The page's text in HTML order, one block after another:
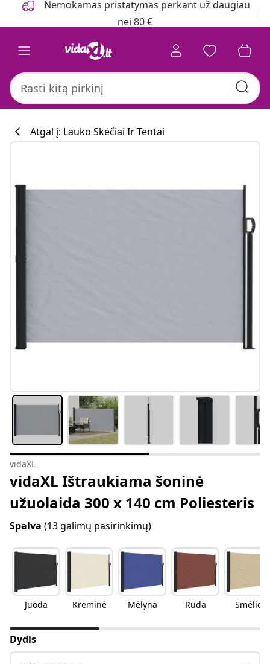
Nemokamas pristatymas perkant už daugiau
nei 80 €
Atgal į: Lauko Skėčiai Ir Tentai
vidaXL
vidaXL Ištraukiama šoninė
užuolaida 300 x 140 cm Poliesteris
Spalva (13 galimų pasirinkimų)
Juoda Kreminė Mėlyna Ruda Smėlio
Dydis